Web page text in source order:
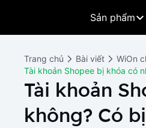
Sản phẩm
Trang chủ Bài viết WiOn
Tài khoản Shopee bị khóa có
Tài khoản
không? Có